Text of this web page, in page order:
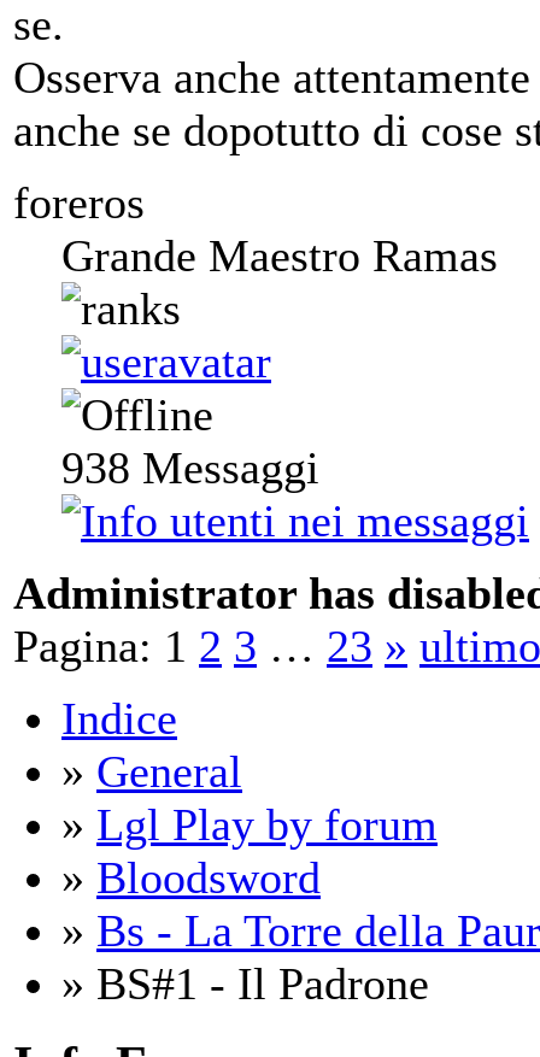
se.
Osserva anche
anche se dopotutto di cose
foreros
Grande Maestro Ramas
938 Messaggi
Administrator has
Pagina: 1 2 3 … 23 » ultimo
Indice
» General
» Lgl Play by forum
» Bloodsword
» Bs - La Torre della
» BS#1 - Il Padrone